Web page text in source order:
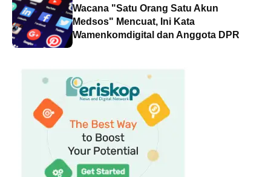
Wacana "Satu Orang Satu Akun
Medsos" Mencuat, Ini Kata
Wamenkomdigital dan Anggota DPR